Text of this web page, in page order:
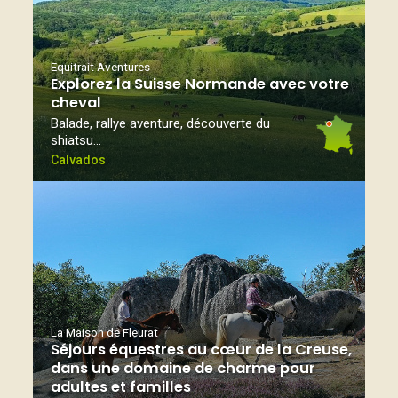
Equitrait Aventures
Explorez la Suisse Normande avec votre
cheval
Balade, rallye aventure, découverte du
shiatsu…
Calvados
La Maison de Fleurat
Séjours équestres au cœur de la Creuse,
dans une domaine de charme pour
adultes et familles